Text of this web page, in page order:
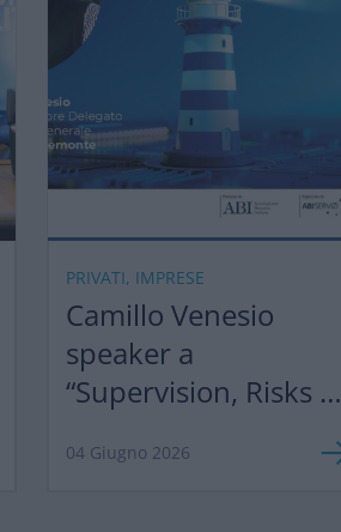
PRIVATI, IMPRESE
Camillo Venesio
speaker a
“Supervision, Risks &
04 Giugno 2026